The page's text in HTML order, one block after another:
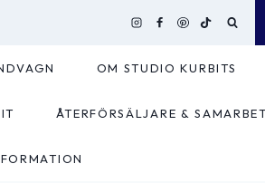
OM STUDIO KURBITS
ÅTERFÖRSÄLJARE &